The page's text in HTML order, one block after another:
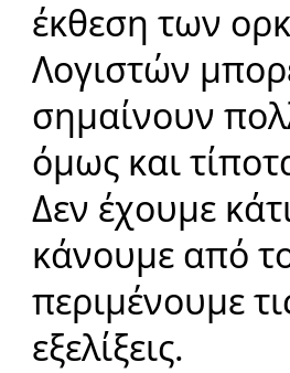
έκθεση των
Λογιστών
σημαίνουν
όμως και
Δεν έχουμε
κάνουμε από
περιμένουμε
εξελίξεις.